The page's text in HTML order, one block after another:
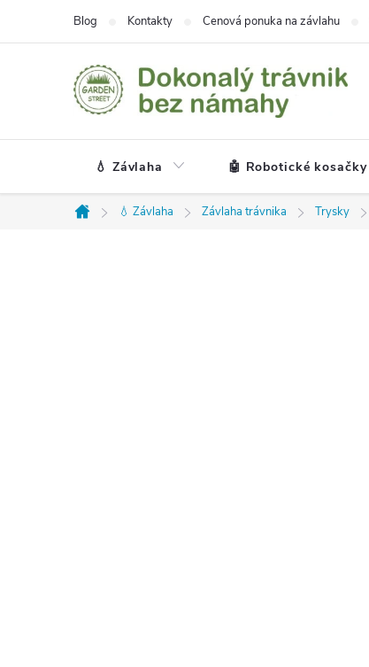
Blog Kontakty Cenová ponuka na závlahu
💧 Závlaha 🤖 Robotické kosačky
Domov
💧 Závlaha Závlaha trávnika Trysky